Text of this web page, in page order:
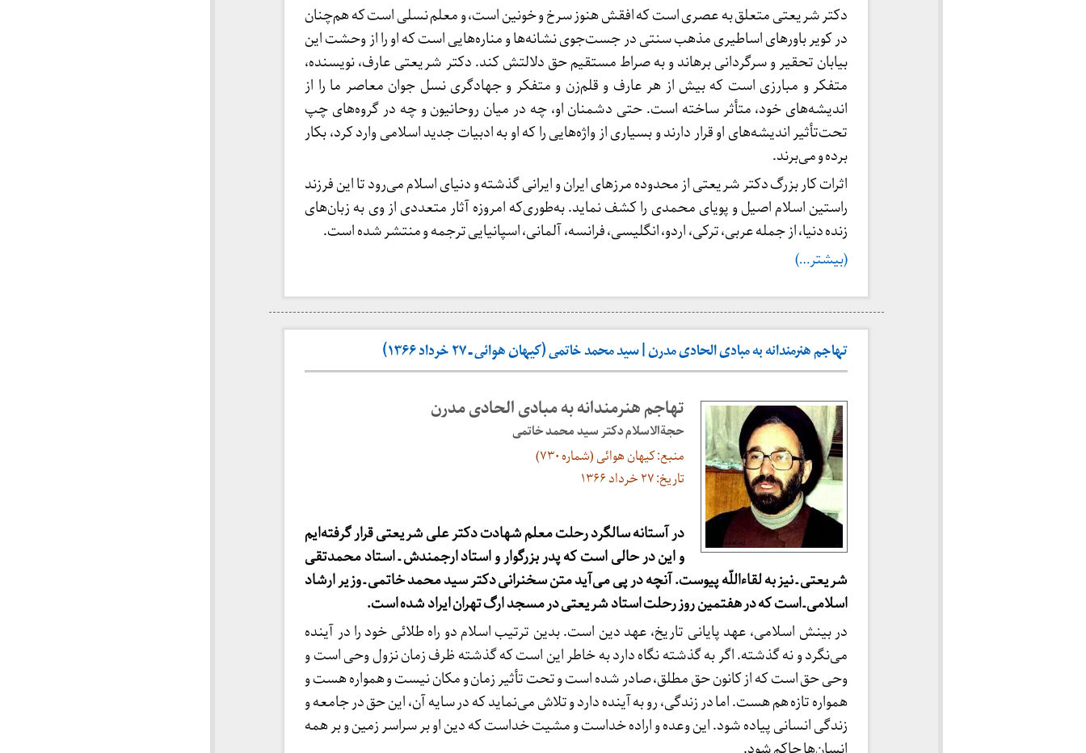
دکتر شریعتی متعلق به عصری است که افقش هنوز سرخ و خونین است، و معلم نسلی است که هم‌چنان
در کویر باورهای اساطیری مذهب سنتی در جست‌جوی نشانه‌ها و مناره‌هایی است که او را از وحشت این
بیابان تحقیر و سرگردانی برهاند و به صراط مستقیم حق دلالتش کند. دکتر شریعتی عارف، نویسنده،
متفکر و مبارزی است که بیش از هر عارف و قلم‌زن و متفکر و جهادگری نسل جوان معاصر ما را از
اندیشه‌های خود، متأثر ساخته است. حتی دشمنان او، چه در میان روحانیون و چه در گروه‌های چپ
تحت‌تأثیر اندیشه‌های او قرار دارند و بسیاری از واژه‌هایی را که او به ادبیات جدید اسلامی وارد کرد، بکار
برده و می‌برند.
اثرات کار بزرگ دکتر شریعتی از محدوده مرزهای ایران و ایرانی گذشته و دنیای اسلام می‌رود تا این فرزند
راستین اسلام اصیل و پویای محمدی را کشف نماید. به‌طوری‌که امروزه آثار متعددی از وی به زبان‌های
زنده دنیا، از جمله عربی، ترکی، اردو، انگلیسی، فرانسه، آلمانی، اسپانیایی ترجمه و منتشر شده است.
(بیشتر…)
تهاجم هنرمندانه به مبادی الحادی مدرن | سید محمد خاتمی (کیهان هوائی ـ ۲۷ خرداد ۱۳۶۶)
تهاجم هنرمندانه به مبادی الحادی مدرن
حجة‌الاسلام دکتر سید محمد خاتمی
منبع: کیهان هوائی (شماره ۷۳۰)
تاریخ: ۲۷ خرداد ۱۳۶۶
در آستانه سالگرد رحلت معلم شهادت دکتر علی شریعتی قرار گرفته‌ایم
و این در حالی است که پدر بزرگوار و استاد ارجمندش ـ استاد محمدتقی
شریعتی ـ نیز به لقاءاللّه پیوست. آنچه در پی می‌آید متن سخنرانی دکتر سید محمد خاتمی ـ وزیر ارشاد
اسلامی ـ است که در هفتمین روز رحلت استاد شریعتی در مسجد ارگ تهران ایراد شده است.
در بینش اسلامی، عهد پایانی تاریخ، عهد دین است. بدین ترتیب اسلام دو راه طلائی خود را در آینده
می‌نگرد و نه گذشته. اگر به گذشته نگاه دارد به خاطر این است که گذشته ظرف زمان نزول وحی است و
وحی حق است که از کانون حق مطلق، صادر شده است و تحت تأثیر زمان و مکان نیست و همواره هست و
همواره تازه هم هست. اما در زندگی، رو به آینده دارد و تلاش می‌نماید که در سایه آن، این حق در جامعه و
زندگی انسانی پیاده شود. این وعده و اراده خداست و مشیت خداست که دین او بر سراسر زمین و بر همه